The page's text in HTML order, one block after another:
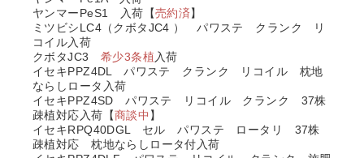
ヤンマーPeS1 入荷【売約済】
ミツビシLC4（クボタJC4 ） パワステ クランク リ
コイル入荷
クボタJC3 希少3条植 入荷
イセキPPZ4DL パワステ クランク リコイル 枕地
ならしロータ入荷
イセキPPZ4SD パワステ リコイル クランク 37株
疎植対応入荷【商談中 】
イセキRPQ40DGL セル パワステ ロータリ 37株
疎植対応 枕地ならしロータ付入荷